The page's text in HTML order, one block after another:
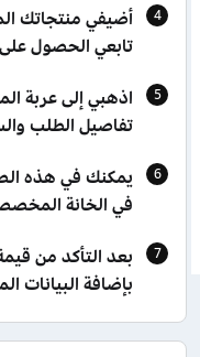
أضيفي منتجاتك
تابعي الحصول
اذهبي إلى عربة
تفاصيل الطلب
يمكنك في هذه
في الخانة
بعد التأكد من
بإضافة البيانات